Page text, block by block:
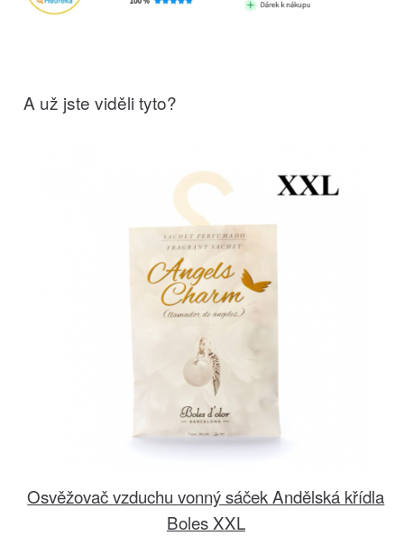
A už jste viděli tyto?
Osvěžovač vzduchu vonný sáček Andělská křídla
Boles XXL